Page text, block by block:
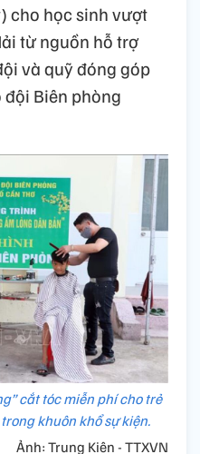
cho học sinh vượt
từ nguồn hỗ trợ
và quỹ đóng góp
đội Biên phòng
cắt tóc miễn phí cho trẻ
khuôn khổ sự kiện.
Ảnh: Trung Kiên - TTXVN